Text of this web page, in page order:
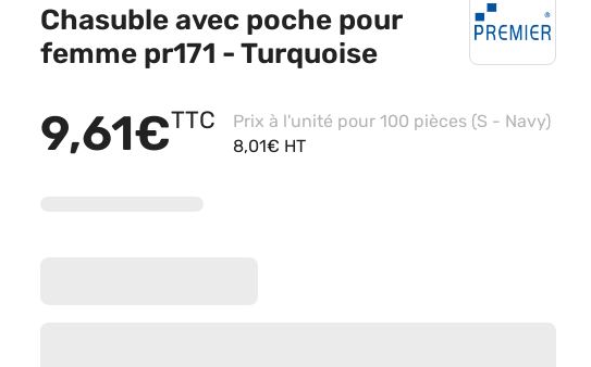
Chasuble avec poche pour
femme pr171 - Turquoise
9,61€TTC
Prix à l'unité pour 100 pièces (S - Navy)
8,01€ HT